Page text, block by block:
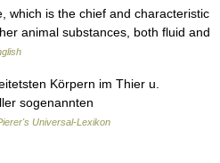
which is the chief and characteristic
animal substances, both fluid and
Körpern im Thier u.
sogenannten
Universal-Lexikon